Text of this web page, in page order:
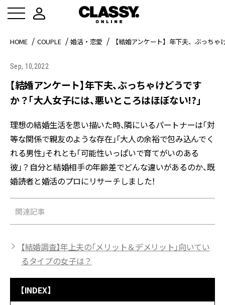
HOME COUPLE 婚活・恋愛 【結婚アンケート】年下夫、ぶっち
Sep, 10,2022
【結婚アンケート】年下夫、ぶっちゃけどうです
か？「大人女子には、悪いところはほぼない!?」
理想の結婚生活を思い描いた時、隣にいるパートナーは「対
等な関係で親友のような存在」「大人の余裕で包み込んでく
れる男性」それとも「可能性いっぱいで育てがいのある
彼」？自分と結婚相手の年齢差でどんな違いがあるのか、既
婚読者と婚活のプロにリサーチしました！
関連記事
【結婚調査】年上夫の「メリット＆デメリット」向いてい
るタイプの女子は？
【INDEX】